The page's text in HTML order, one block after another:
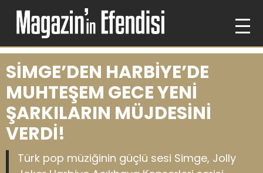
SİMGE’DEN HARBİYE’DE
MUHTEŞEM GECE YENİ
ŞARKILARIN MÜJDESİNİ
VERDİ!
Türk pop müziğinin güçlü sesi Simge, Jolly